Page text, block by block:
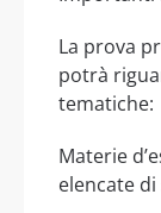
La prova
potrà
tematiche:
Materie
elencate